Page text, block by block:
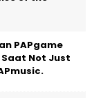
PAPgame
Not Just